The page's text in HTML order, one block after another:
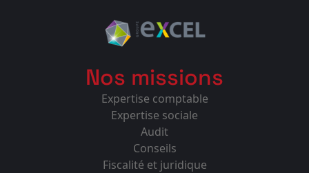
Nos missions
Expertise comptable
Expertise sociale
Audit
Conseils
Fiscalité et juridique